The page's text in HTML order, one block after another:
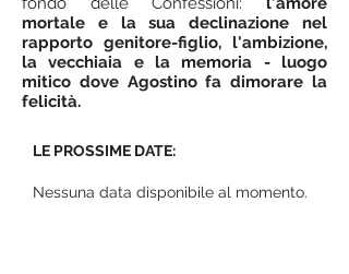
mortale e la sua declinazione nel
rapporto genitore-figlio, l'ambizione,
la vecchiaia e la memoria - luogo
mitico dove Agostino fa dimorare la
felicità.
LE PROSSIME DATE:
Nessuna data disponibile al momento.